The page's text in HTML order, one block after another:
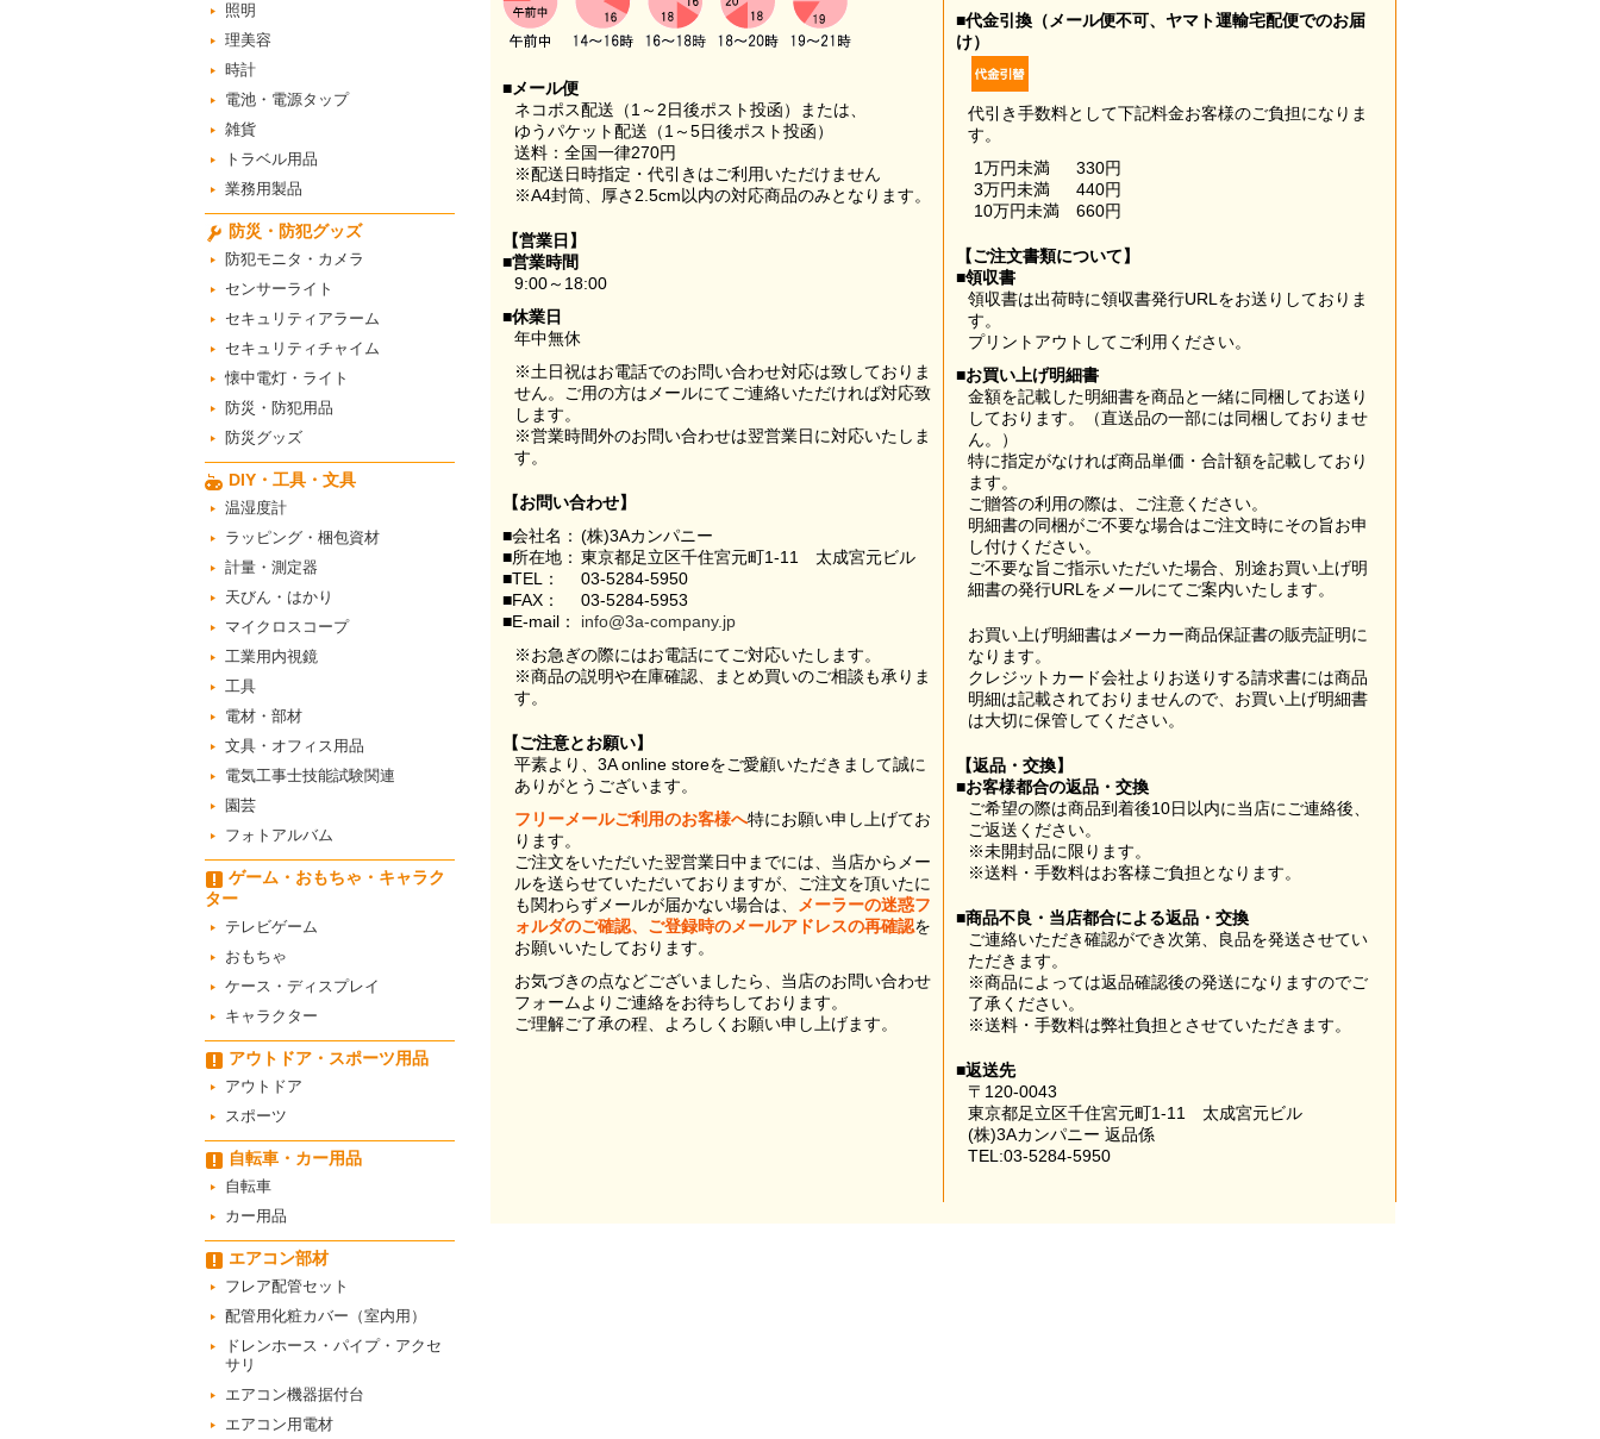
照明
理美容
時計
電池・電源タップ
雑貨
トラベル用品
業務用製品
防災・防犯グッズ
防犯モニタ・カメラ
センサーライト
セキュリティアラーム
セキュリティチャイム
懐中電灯・ライト
防災・防犯用品
防災グッズ
DIY・工具・文具
温湿度計
ラッピング・梱包資材
計量・測定器
天びん・はかり
マイクロスコープ
工業用内視鏡
工具
電材・部材
文具・オフィス用品
電気工事士技能試験関連
園芸
フォトアルバム
ゲーム・おもちゃ・キャラク
ター
テレビゲーム
おもちゃ
ケース・ディスプレイ
キャラクター
アウトドア・スポーツ用品
アウトドア
スポーツ
自転車・カー用品
自転車
カー用品
エアコン部材
フレア配管セット
配管用化粧カバー（室内用）
ドレンホース・パイプ・アクセ
サリ
エアコン機器据付台
エアコン用電材
■メール便
ネコポス配送（1～2日後ポスト投函）または、
ゆうパケット配送（1～5日後ポスト投函）
送料：全国一律270円
※配送日時指定・代引きはご利用いただけません
※A4封筒、厚さ2.5cm以内の対応商品のみとなります。
【営業日】
■営業時間
9:00～18:00
■休業日
年中無休
※土日祝はお電話でのお問い合わせ対応は致しておりま
せん。ご用の方はメールにてご連絡いただければ対応致
します。
※営業時間外のお問い合わせは翌営業日に対応いたしま
す。
【お問い合わせ】
■会社名： (株)3Aカンパニー
■所在地： 東京都足立区千住宮元町1-11 太成宮元ビル
■TEL：
03-5284-5950
■FAX：
03-5284-5953
■E-mail：
info@3a-company.jp
※お急ぎの際にはお電話にてご対応いたします。
※商品の説明や在庫確認、まとめ買いのご相談も承りま
す。
【ご注意とお願い】
平素より、3A online storeをご愛顧いただきまして誠に
ありがとうございます。
フリーメールご利用のお客様へ特にお願い申し上げてお
ります。
ご注文をいただいた翌営業日中までには、当店からメー
ルを送らせていただいておりますが、ご注文を頂いたに
も関わらずメールが届かない場合は、
メーラーの迷惑フ
ォルダのご確認、ご登録時のメールアドレスの再確認を
お願いいたしております。
お気づきの点などございましたら、当店のお問い合わせ
フォームよりご連絡をお待ちしております。
ご理解ご了承の程、よろしくお願い申し上げます。
■代金引換（メール便不可、ヤマト運輸宅配便でのお届
け）
代引き手数料として下記料金お客様のご負担になりま
す。
1万円未満
330円
3万円未満
440円
10万円未満
660円
【ご注文書類について】
■領収書
領収書は出荷時に領収書発行URLをお送りしておりま
す。
プリントアウトしてご利用ください。
■お買い上げ明細書
金額を記載した明細書を商品と一緒に同梱してお送り
しております。（直送品の一部には同梱しておりませ
ん。）
特に指定がなければ商品単価・合計額を記載しており
ます。
ご贈答の利用の際は、ご注意ください。
明細書の同梱がご不要な場合はご注文時にその旨お申
し付けください。
ご不要な旨ご指示いただいた場合、別途お買い上げ明
細書の発行URLをメールにてご案内いたします。
お買い上げ明細書はメーカー商品保証書の販売証明に
なります。
クレジットカード会社よりお送りする請求書には商品
明細は記載されておりませんので、お買い上げ明細書
は大切に保管してください。
【返品・交換】
■お客様都合の返品・交換
ご希望の際は商品到着後10日以内に当店にご連絡後、
ご返送ください。
※未開封品に限ります。
※送料・手数料はお客様ご負担となります。
■商品不良・当店都合による返品・交換
ご連絡いただき確認ができ次第、良品を発送させてい
ただきます。
※商品によっては返品確認後の発送になりますのでご
了承ください。
※送料・手数料は弊社負担とさせていただきます。
■返送先
〒120-0043
東京都足立区千住宮元町1-11 太成宮元ビル
(株)3Aカンパニー 返品係
TEL:03-5284-5950